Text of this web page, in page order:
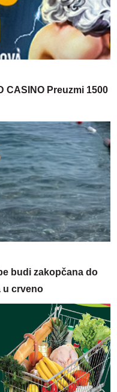
CASINO Preuzmi 1500
budi zakopčana do
u crveno